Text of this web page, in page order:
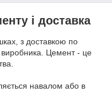
і доставка
з доставкою по
виробника. Цемент - це
навалом або в